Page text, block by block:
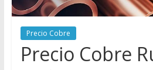
de
para
vender
Chatarra
Precio Cobre
Precio Cobre